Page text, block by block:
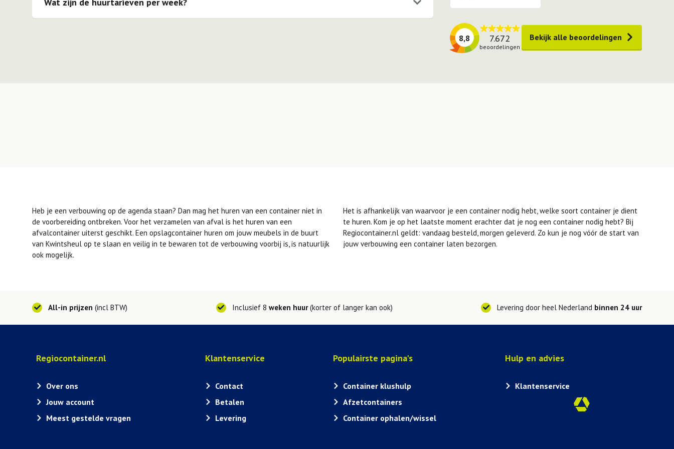
Voor een 10ft opslagcontainer geldt er een huurprijs van € 35,00 per week. Voor de 20ft
8,8 7.672
beoordelingen
Bekijk alle beoordelingen
Heb je een verbouwing op de agenda staan? Dan mag het huren van een container niet in
de voorbereiding ontbreken. Voor het verzamelen van afval is het huren van een
afvalcontainer uiterst geschikt. Een opslagcontainer huren om jouw meubels in de buurt
van Kwintsheul op te slaan en veilig in te bewaren tot de verbouwing voorbij is, is natuurlijk
ook mogelijk.
Het is afhankelijk van waarvoor je een container nodig hebt, welke soort container je dient
te huren. Kom je op het laatste moment erachter dat je nog een container nodig hebt? Bij
Regiocontainer.nl geldt: vandaag besteld, morgen geleverd. Zo kun je nog vóór de start van
jouw verbouwing een container laten bezorgen.
All-in prijzen (incl BTW) Inclusief 8 weken huur(korter of langer kan ook) Levering door heel Nederland binnen 24 uur
Regiocontainer.nl
Over ons
Jouw account
Meest gestelde vragen
Klantenservice
Contact
Betalen
Levering
Populairste pagina's
Container klushulp
Afzetcontainers
Container ophalen/wissel
Hulp en advies
Klantenservice